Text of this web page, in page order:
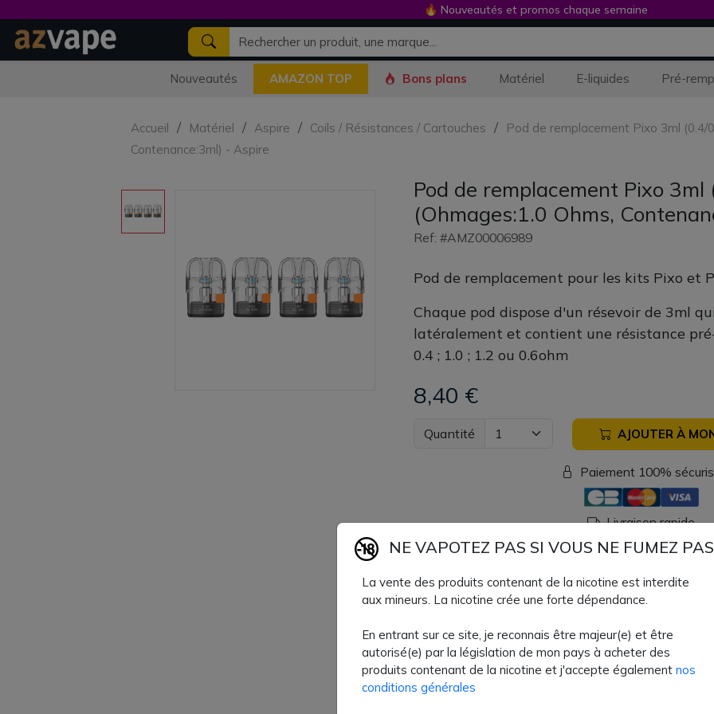
Nouveautés AMAZON TOP Bons plans Matériel E-liquides Pré-
Accueil Matériel Aspire Coils / Résistances / Cartouches
Pod de remplacement Pixo 3ml (0.4/
Contenance:3ml) - Aspire
Pod de remplacement Pixo 3ml
(Ohmages:1.0 Ohms,
Ref: #AMZ00006989
Pod de remplacement pour les kits Pixo et
Chaque pod dispose d'un résevoir de 3ml
latéralement et contient une résistance
0.4 ; 1.0 ; 1.2 ou 0.6ohm
8,40 €
Quantité AJOUTER À
Paiement 100%
Livraison rapide
Fiche technique
TPD Belge
Non
Volume Clearo
3 ml
Type de Produit
🔥 Nouveautés et promos chaque semaine
NE VAPOTEZ PAS SI VOUS NE FUMEZ
La vente des produits contenant de la nicotine est interdite
aux mineurs. La nicotine crée une forte dépendance.
En entrant sur ce site, je reconnais être majeur(e) et être
autorisé(e) par la législation de mon pays à acheter des
produits contenant de la nicotine et j'accepte également nos
conditions générales